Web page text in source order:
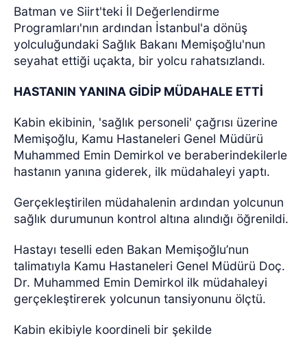
Batman ve Siirt'teki İl Değerlendirme
Programları'nın ardından İstanbul'a dönüş
yolculuğundaki Sağlık Bakanı Memişoğlu'nun
seyahat ettiği uçakta, bir yolcu rahatsızlandı.
HASTANIN YANINA GİDİP MÜDAHALE ETTİ
Kabin ekibinin, 'sağlık personeli' çağrısı üzerine
Memişoğlu, Kamu Hastaneleri Genel Müdürü
Muhammed Emin Demirkol ve beraberindekilerle
hastanın yanına giderek, ilk müdahaleyi yaptı.
Gerçekleştirilen müdahalenin ardından yolcunun
sağlık durumunun kontrol altına alındığı öğrenildi.
Hastayı teselli eden Bakan Memişoğlu’nun
talimatıyla Kamu Hastaneleri Genel Müdürü Doç.
Dr. Muhammed Emin Demirkol ilk müdahaleyi
gerçekleştirerek yolcunun tansiyonunu ölçtü.
Kabin ekibiyle koordineli bir şekilde